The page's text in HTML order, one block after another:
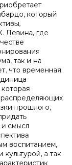
который
Левина, где
так и на
что временная
распределяющих
прошлого,
и смысл
воспитанием,
а так